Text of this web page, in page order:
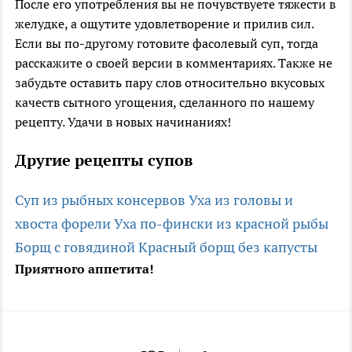
После его употребления вы не почувствуете тяжести в
желудке, а ощутите удовлетворение и прилив сил.
Если вы по-другому готовите фасолевый суп, тогда
расскажите о своей версии в комментариях. Также не
забудьте оставить пару слов относительно вкусовых
качеств сытного угощения, сделанного по нашему
рецепту. Удачи в новых начинаниях!
Другие рецепты супов
Суп из рыбных консервов Уха из головы и
хвоста форелиУха по-фински из красной рыбы
Борщ с говядинойКрасный борщ без капусты
Приятного аппетита!